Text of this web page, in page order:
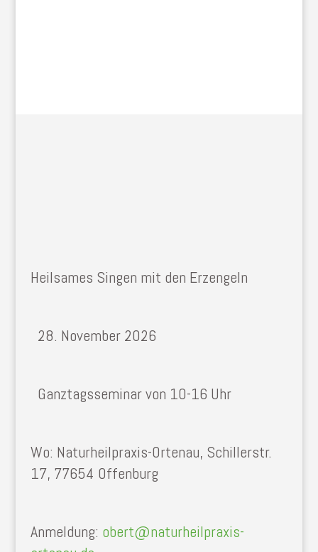
Heilsames Singen mit den Erzengeln
28. November 2026
Ganztagsseminar von 10-16 Uhr
Wo: Naturheilpraxis-Ortenau, Schillerstr.
17, 77654 Offenburg
Anmeldung: obert@naturheilpraxis-